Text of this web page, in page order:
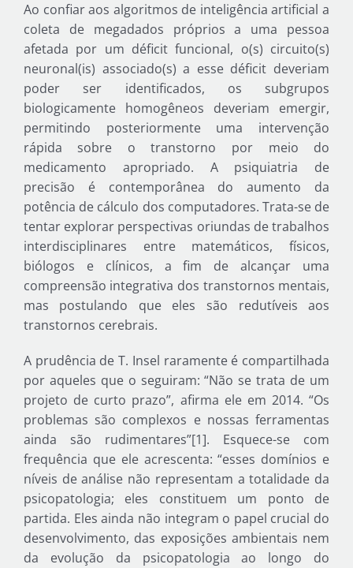
Ao confiar aos algoritmos de inteligência artificial a
coleta de megadados próprios a uma pessoa
afetada por um déficit funcional, o(s) circuito(s)
neuronal(is) associado(s) a esse déficit deveriam
poder ser identificados, os subgrupos
biologicamente homogêneos deveriam emergir,
permitindo posteriormente uma intervenção
rápida sobre o transtorno por meio do
medicamento apropriado. A psiquiatria de
precisão é contemporânea do aumento da
potência de cálculo dos computadores. Trata-se de
tentar explorar perspectivas oriundas de trabalhos
interdisciplinares entre matemáticos, físicos,
biólogos e clínicos, a fim de alcançar uma
compreensão integrativa dos transtornos mentais,
mas postulando que eles são redutíveis aos
transtornos cerebrais.
A prudência de T. Insel raramente é compartilhada
por aqueles que o seguiram: “Não se trata de um
projeto de curto prazo”, afirma ele em 2014. “Os
problemas são complexos e nossas ferramentas
ainda são rudimentares”[1]. Esquece-se com
frequência que ele acrescenta: “esses domínios e
níveis de análise não representam a totalidade da
psicopatologia; eles constituem um ponto de
partida. Eles ainda não integram o papel crucial do
desenvolvimento, das exposições ambientais nem
da evolução da psicopatologia ao longo do